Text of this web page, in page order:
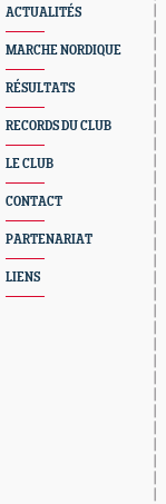
ACTUALITÉS
MARCHE NORDIQUE
RÉSULTATS
RECORDS DU CLUB
LE CLUB
CONTACT
PARTENARIAT
LIENS